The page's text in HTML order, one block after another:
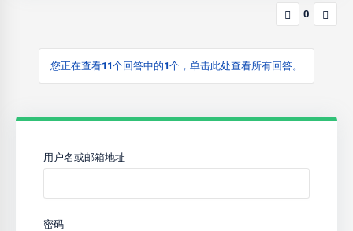
0
您正在查看11个回答中的1个，单击此处查看所有回答。
用户名或邮箱地址
密码